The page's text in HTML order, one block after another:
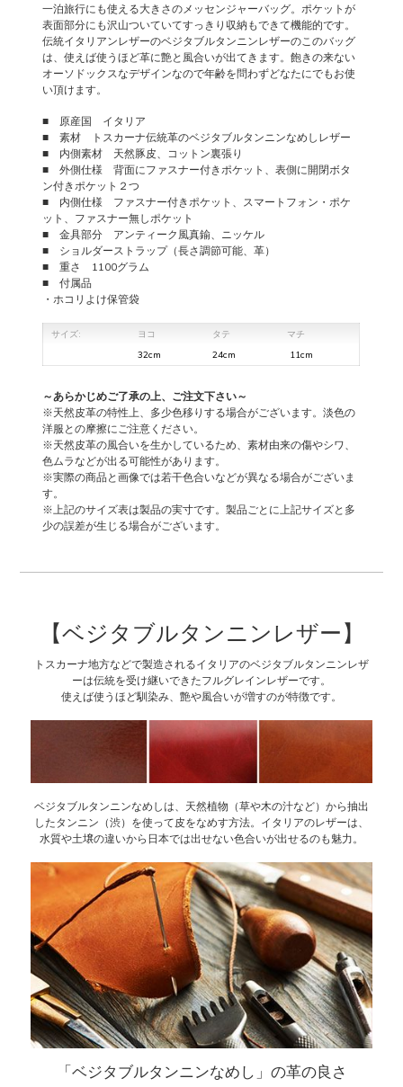
一泊旅行にも使える大きさのメッセンジャーバッグ。ポケットが
表面部分にも沢山ついていてすっきり収納もできて機能的です。
伝統イタリアンレザーのベジタブルタンニンレザーのこのバッグ
は、使えば使うほど革に艶と風合いが出てきます。飽きの来ない
オーソドックスなデザインなので年齢を問わずどなたにでもお使
い頂けます。
■ 原産国 イタリア
■ 素材 トスカーナ伝統革のベジタブルタンニンなめしレザー
■ 内側素材 天然豚皮、コットン裏張り
■ 外側仕様 背面にファスナー付きポケット、表側に開閉ボタ
ン付きポケット２つ
■ 内側仕様 ファスナー付きポケット、スマートフォン・ポケ
ット、ファスナー無しポケット
■ 金具部分 アンティーク風真鍮、ニッケル
■ ショルダーストラップ（長さ調節可能、革）
■ 重さ 1100グラム
■ 付属品
・ホコリよけ保管袋
サイズ: ヨコ タテ
マチ
32cm
24cm 11cm
～あらかじめご了承の上、ご注文下さい～
※天然皮革の特性上、多少色移りする場合がございます。淡色の
洋服との摩擦にご注意ください。
※天然皮革の風合いを生かしているため、素材由来の傷やシワ、
色ムラなどが出る可能性があります。
※実際の商品と画像では若干色合いなどが異なる場合がございま
す。
※上記のサイズ表は製品の実寸です。製品ごとに上記サイズと多
少の誤差が生じる場合がございます。
【ベジタブルタンニンレザー】
トスカーナ地方などで製造されるイタリアのベジタブルタンニンレザ
ーは伝統を受け継いできたフルグレインレザーです。
使えば使うほど馴染み、艶や風合いが増すのが特徴です。
ベジタブルタンニンなめしは、天然植物（草や木の汁など）から抽出
したタンニン（渋）を使って皮をなめす方法。イタリアのレザーは、
水質や土壌の違いから日本では出せない色合いが出せるのも魅力。
「ベジタブルタンニンなめし」の革の良さ